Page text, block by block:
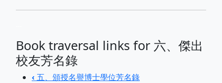
Book traversal links for 六、傑出
校友芳名錄
‹ 五、頒授名譽博士學位芳名錄